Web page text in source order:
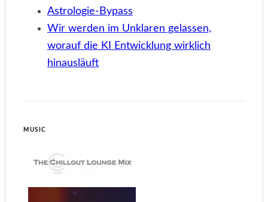
Astrologie-Bypass
Wir werden im Unklaren gelassen,
worauf die KI Entwicklung wirklich
hinausläuft
MUSIC